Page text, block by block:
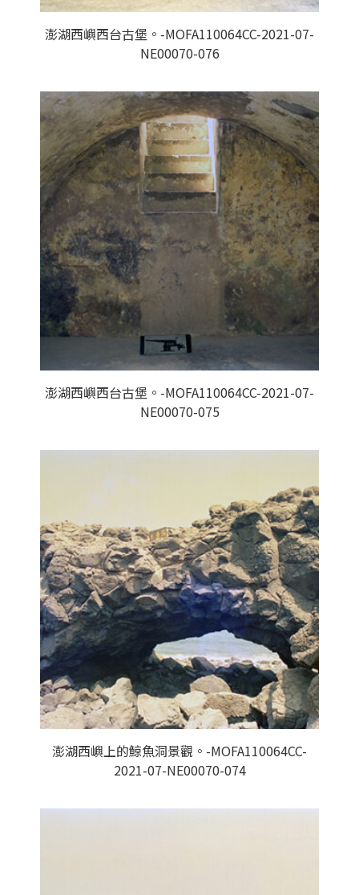
澎湖西嶼西台古堡。-MOFA110064CC-2021-07-
NE00070-076
澎湖西嶼西台古堡。-MOFA110064CC-2021-07-
NE00070-075
澎湖西嶼上的鯨魚洞景觀。-MOFA110064CC-
2021-07-NE00070-074